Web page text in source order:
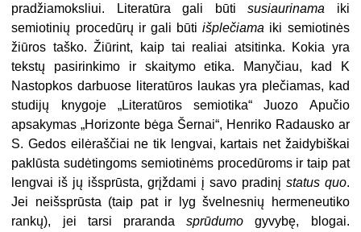
pradžiamoksliui. Literatūra gali būtisusiaurinama iki
semiotinių proce­dūrų ir gali būti išplečiama iki semio­tinės
žiūros taško. Žiūrint, kaip tai realiai atsitinka. Kokia yra
tekstų pa­sirinkimo ir skaitymo etika. Manyčiau, kad K
Nastopkos darbuose literatūros laukas yra plečiamas, kad
studijų kny­goje „Literatūros semiotika“ Juozo Apu­čio
apsakymas „Horizonte bėga Šernai“, Henriko Radausko ar
S. Gedos eilėraščiai ne tik lengvai, kartais net žaidybiškai
paklūsta sudėtingoms semio­tinėms procedūroms ir taip pat
lengvai iš jų išsprūsta, grįždami į savo pradinį status quo.
Jei neišsprūsta (taip pat ir lyg švelnesnių hermeneutiko
rankų), jei tarsi praranda sprūdumo gyvybę, blo­gai.